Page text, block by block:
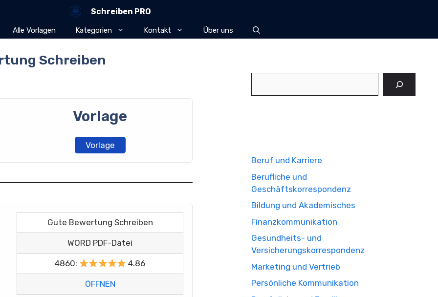
Schreiben PRO
Alle Vorlagen Kategorien Kontakt Über uns
Schreiben
Vorlage
Vorlage
Gute Bewertung Schreiben
WORD PDF-Datei
4860: 4.86
ÖFFNEN
Beruf und Karriere
Berufliche und
Geschäftskorrespondenz
Bildung und Akademisches
Finanzkommunikation
Gesundheits- und
Versicherungskorrespondenz
Marketing und Vertrieb
Persönliche Kommunikation